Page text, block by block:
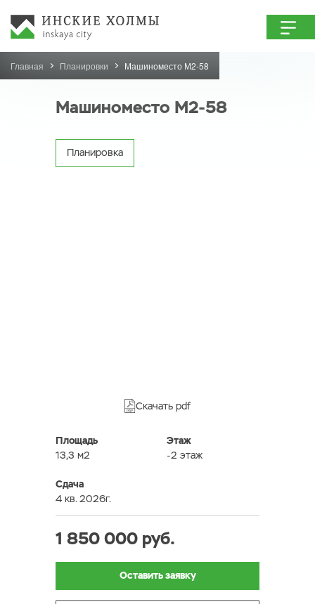
Главная Планировки Машиноместо М2-58
Машиноместо М2-58
Планировка
Скачать pdf
Площадь
13,3 м2
Этаж
-2 этаж
Сдача
4 кв. 2026г.
1 850 000 руб.
Оставить заявку